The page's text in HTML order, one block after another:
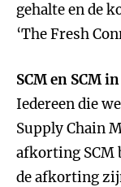
gehalte en de
‘The Fresh
SCM en SCM
Iedereen die
Supply Chain
afkorting SCM
de afkorting